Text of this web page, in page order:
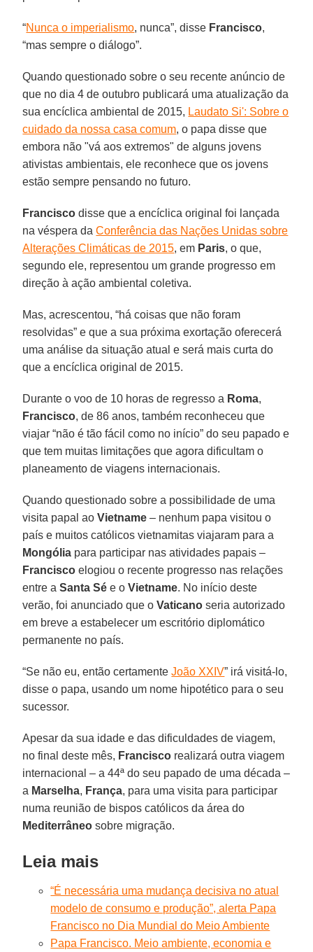
“Nunca o imperialismo, nunca”, disse Francisco,
“mas sempre o diálogo”.
Quando questionado sobre o seu recente anúncio de
que no dia 4 de outubro publicará uma atualização da
sua encíclica ambiental de 2015, Laudato Si': Sobre o
cuidado da nossa casa comum, o papa disse que
embora não "vá aos extremos" de alguns jovens
ativistas ambientais, ele reconhece que os jovens
estão sempre pensando no futuro.
Francisco disse que a encíclica original foi lançada
na véspera daConferência das Nações Unidas sobre
Alterações Climáticas de 2015, em Paris, o que,
segundo ele, representou um grande progresso em
direção à ação ambiental coletiva.
Mas, acrescentou, “há coisas que não foram
resolvidas” e que a sua próxima exortação oferecerá
uma análise da situação atual e será mais curta do
que a encíclica original de 2015.
Durante o voo de 10 horas de regresso a Roma,
Francisco, de 86 anos, também reconheceu que
viajar “não é tão fácil como no início” do seu papado e
que tem muitas limitações que agora dificultam o
planeamento de viagens internacionais.
Quando questionado sobre a possibilidade de uma
visita papal aoVietname – nenhum papa visitou o
país e muitos católicos vietnamitas viajaram para a
Mongólia para participar nas atividades papais –
Francisco elogiou o recente progresso nas relações
entre aSanta Sé e oVietname. No início deste
verão, foi anunciado que oVaticano seria autorizado
em breve a estabelecer um escritório diplomático
permanente no país.
“Se não eu, então certamenteJoão XXIV” irá visitá-lo,
disse o papa, usando um nome hipotético para o seu
sucessor.
Apesar da sua idade e das dificuldades de viagem,
no final deste mês, Francisco realizará outra viagem
internacional – a 44ª do seu papado de uma década –
a Marselha, França, para uma visita para participar
numa reunião de bispos católicos da área do
Mediterrâneo sobre migração.
Leia mais
“É necessária uma mudança decisiva no atual
modelo de consumo e produção”, alerta Papa
Francisco no Dia Mundial do Meio Ambiente
Papa Francisco. Meio ambiente, economia e